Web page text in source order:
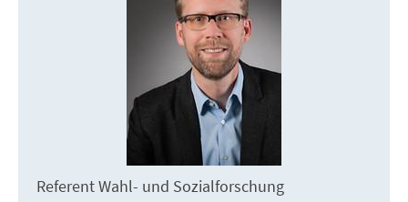
Referent Wahl- und Sozialforschung